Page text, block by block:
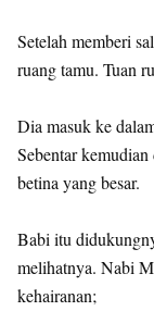
Setelah memberi
ruang tamu. Tuan
Dia masuk ke
Sebentar
betina yang besar.
Babi itu
melihatnya. Nabi
kehairanan;